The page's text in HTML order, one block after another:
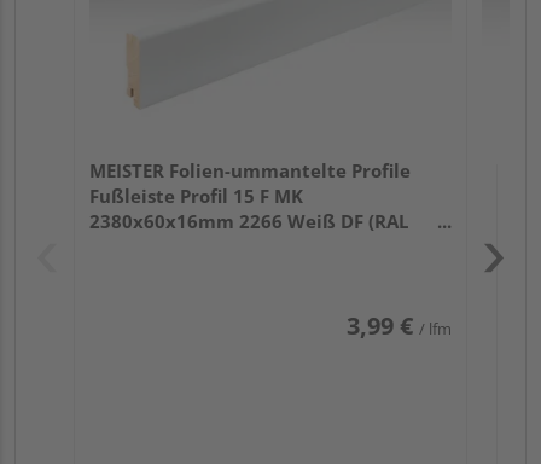
MEISTER Folien-ummantelte Profile
Fußleiste Profil 15 F MK
2380x60x16mm 2266 Weiß DF (RAL
3,99 € / lfm